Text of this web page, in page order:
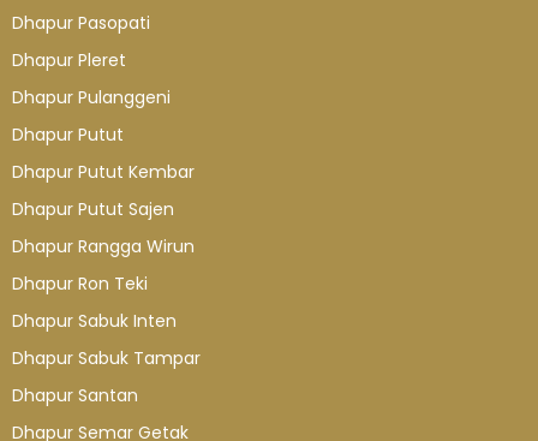
Dhapur Pasopati
Dhapur Pleret
Dhapur Pulanggeni
Dhapur Putut
Dhapur Putut Kembar
Dhapur Putut Sajen
Dhapur Rangga Wirun
Dhapur Ron Teki
Dhapur Sabuk Inten
Dhapur Sabuk Tampar
Dhapur Santan
Dhapur Semar Getak